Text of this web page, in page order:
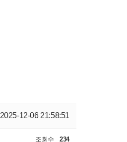
2025-12-06 21:58:51
조회수 234